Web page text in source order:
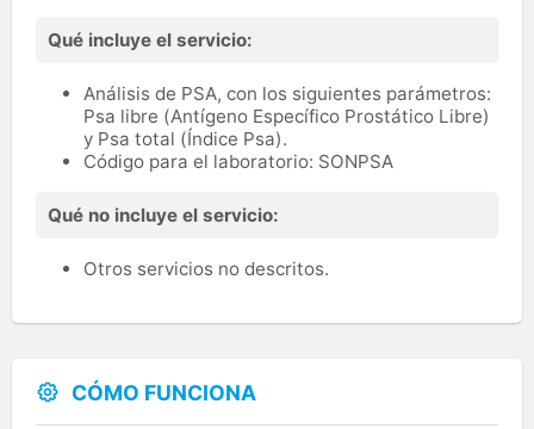
Qué incluye el servicio:
Análisis de PSA, con los siguientes parámetros:
Psa libre (Antígeno Específico Prostático Libre)
y Psa total (Índice Psa).
Código para el laboratorio: SONPSA
Qué no incluye el servicio:
Otros servicios no descritos.
CÓMO FUNCIONA